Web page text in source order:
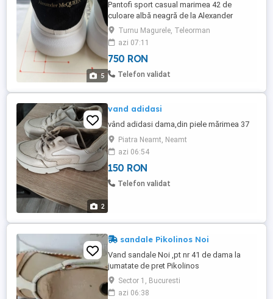
5
Pantofi sport casual marimea 42 de
culoare albă neagră de la Alexander
McQueen. Un design modern și elegant,
perfect pentru orice ocazie. O pereche de
pantofi care adaugă un plus de stil
oricărei ținute.
Turnu Magurele, Teleorman
azi 07:11
750 RON
Telefon validat
2
vand adidasi
vând adidasi dama,din piele mărimea 37
Piatra Neamt, Neamt
azi 06:54
150 RON
Telefon validat
sandale Pikolinos Noi
Vand sandale Noi ,pt nr 41 de dama la
jumatate de pret Pikolinos
Sector 1, Bucuresti
azi 06:38